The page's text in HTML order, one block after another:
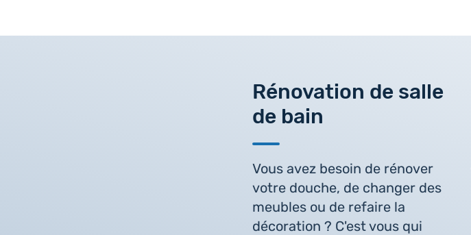
Rénovation de salle
de bain
Vous avez besoin de rénover
votre douche, de changer des
meubles ou de refaire la
décoration ? C'est vous qui